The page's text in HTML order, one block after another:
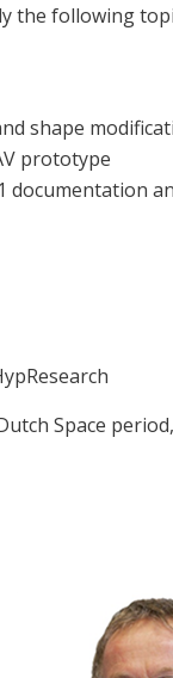
the following
shape
prototype
documentation
Space